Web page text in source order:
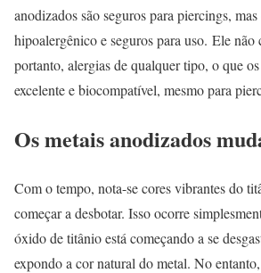
anodizados são seguros para piercings,
hipoalergênico e seguros para uso. Ele não
portanto, alergias de qualquer tipo, o que
excelente e biocompatível, mesmo para
Os metais anodizados
Com o tempo, nota-se cores vibrantes do
começar a desbotar. Isso ocorre
óxido de titânio está começando a se
expondo a cor natural do metal. No